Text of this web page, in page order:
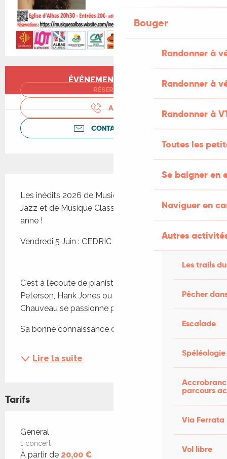
Bouger
Randonner à
Randonner à
Randonner à
Toutes les
Se baigner en
Naviguer en
Autres
Les trails
Pêcher
Escalade
Spéléologie
parcours
Via Ferrata
Vol libre
Ouverture et coordonnées
ÉVÉNEMENT TERMINÉ
RÉSERVER
APPELER
CONTACTEZ-NOUS
Les inédits 2026 de Musique à Albas, Festival de
Jazz et de Musique Classique, 19° édition cette
anne !
Vendredi 5 Juin : CEDRIC CHAUVEAU TRIO
C’est à l’écoute de pianistes comme Oscar
Peterson, Hank Jones ou Wynton Kelly que Cédric
Chauveau se passionne pour le jazz.
Sa bonne connaissance des...
Lire la suite
Tarifs
Tarifs 2026
Général
1 concert
À partir de 20,00 €